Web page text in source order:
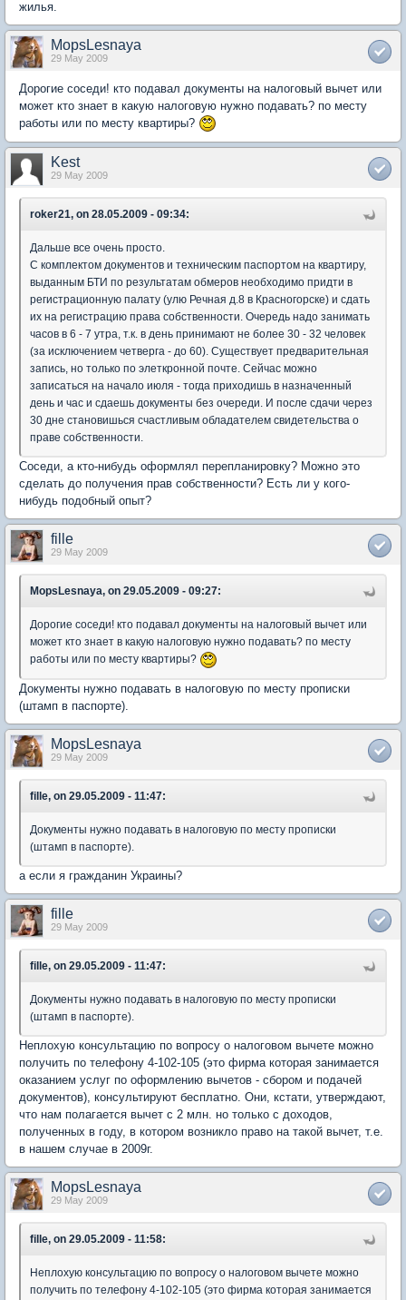
жилья.
MopsLesnaya
29 May 2009
Дорогие соседи! кто подавал документы на налоговый вычет или
может кто знает в какую налоговую нужно подавать? по месту
работы или по месту квартиры?
Kest
29 May 2009
roker21, on 28.05.2009 - 09:34:
Дальше все очень просто.
С комплектом документов и техническим паспортом на квартиру,
выданным БТИ по результатам обмеров необходимо придти в
регистрационную палату (улю Речная д.8 в Красногорске) и сдать
их на регистрацию права собственности. Очередь надо занимать
часов в 6 - 7 утра, т.к. в день принимают не более 30 - 32 человек
(за исключением четверга - до 60). Существует предварительная
запись, но только по элеткронной почте. Сейчас можно
записаться на начало июля - тогда приходишь в назначенный
день и час и сдаешь документы без очереди. И после сдачи через
30 дне становишься счастливым обладателем свидетельства о
праве собственности.
Соседи, а кто-нибудь оформлял перепланировку? Можно это
сделать до получения прав собственности? Есть ли у кого-
нибудь подобный опыт?
fille
29 May 2009
MopsLesnaya, on 29.05.2009 - 09:27:
Дорогие соседи! кто подавал документы на налоговый вычет или
может кто знает в какую налоговую нужно подавать? по месту
работы или по месту квартиры?
Документы нужно подавать в налоговую по месту прописки
(штамп в паспорте).
MopsLesnaya
29 May 2009
fille, on 29.05.2009 - 11:47:
Документы нужно подавать в налоговую по месту прописки
(штамп в паспорте).
а если я гражданин Украины?
fille
29 May 2009
fille, on 29.05.2009 - 11:47:
Документы нужно подавать в налоговую по месту прописки
(штамп в паспорте).
Неплохую консультацию по вопросу о налоговом вычете можно
получить по телефону 4-102-105 (это фирма которая занимается
оказанием услуг по оформлению вычетов - сбором и подачей
документов), консультируют бесплатно. Они, кстати, утверждают,
что нам полагается вычет с 2 млн. но только с доходов,
полученных в году, в котором возникло право на такой вычет, т.е.
в нашем случае в 2009г.
MopsLesnaya
29 May 2009
fille, on 29.05.2009 - 11:58:
Неплохую консультацию по вопросу о налоговом вычете можно
получить по телефону 4-102-105 (это фирма которая занимается